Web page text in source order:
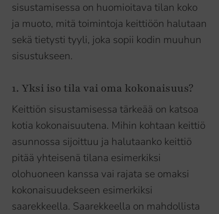
sisustamisessa on huomioitava tilan koko
ja muoto, mitä toimintoja keittiöön halutaan
sekä tietysti tyyli, joka sopii kodin muuhun
sisustukseen.
1. Yksi iso tila vai oma kokonaisuus?
Keittiön sisustamisessa tärkeää on katsoa
kotia kokonaisuutena. Mihin kohtaan keittiö
asunnossa sijoittuu ja halutaanko keittiö
pitää yhteisenä tilana esimerkiksi
olohuoneen kanssa vai rajata se omaksi
kokonaisuudekseen esimerkiksi
saarekkeella. Saarekkeella on mahdollista